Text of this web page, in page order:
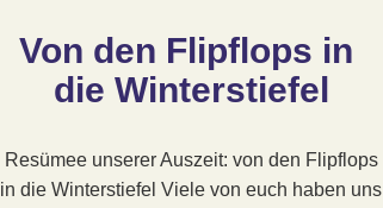
Von den Flipflops in
die Winterstiefel
Resümee unserer Auszeit: von den Flipflops
in die Winterstiefel Viele von euch haben uns